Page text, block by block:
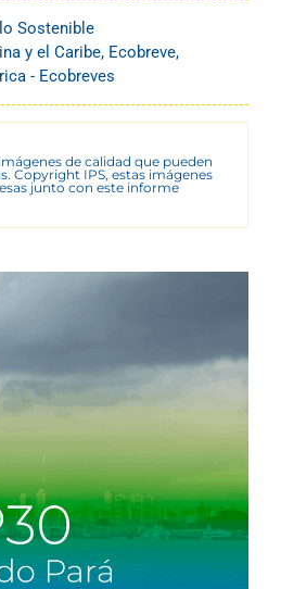
Sostenible
y el Caribe, Ecobreve,
- Ecobreves
de calidad que pueden
Copyright IPS, estas imágenes
junto con este informe